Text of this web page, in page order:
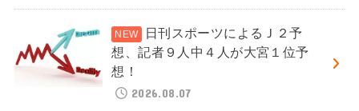
日刊スポーツによるＪ２予
想、記者９人中４人が大宮１位予
想！
2026.08.07